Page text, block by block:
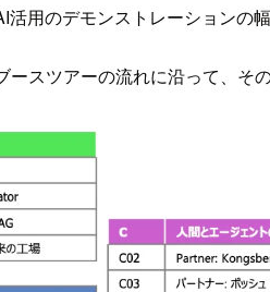
用のデモンストレーションの
ースツアーの流れに沿って、そ